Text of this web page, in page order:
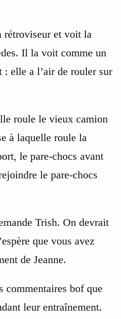
rétroviseur et voit la
Il la voit comme un
: elle a l’air de rouler sur
roule le vieux camion
à laquelle roule la
le pare-chocs avant
le pare-chocs
Trish. On devrait
que vous avez
de Jeanne.
commentaires bof que
leur entraînement.